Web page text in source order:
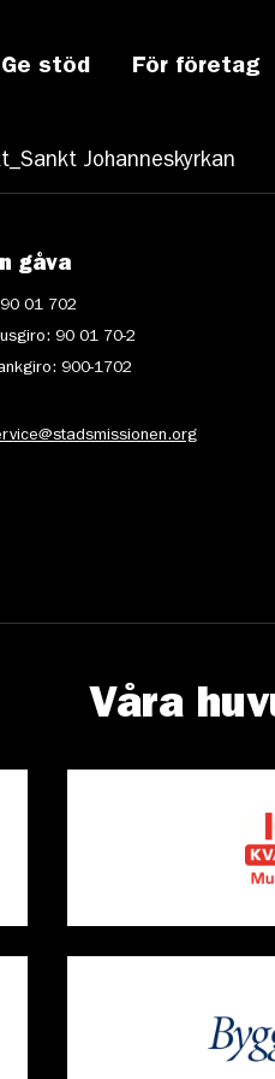
Ge stöd För företag
Johanneskyrkan
gåva
01 702
90 01 70-2
900-1702
Våra